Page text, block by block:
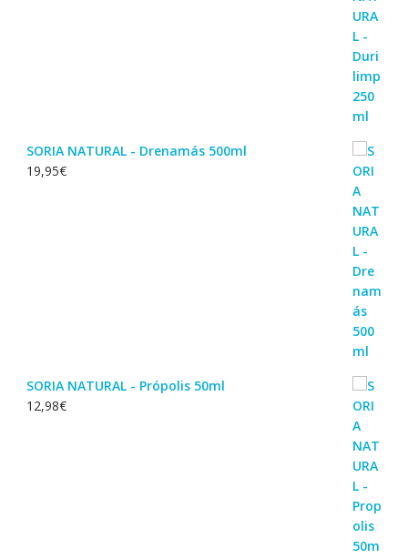
SORIA NATURAL - Drenamás 500ml
19,95€
SORIA NATURAL - Própolis 50ml
12,98€